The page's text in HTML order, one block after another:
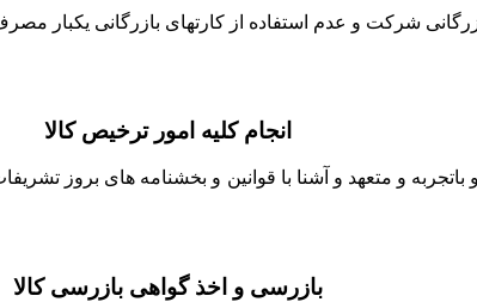
شرکت و عدم استفاده از کارتهای بازرگانی یکبار مصرف
انجام کلیه امور ترخیص کالا
باتجربه و متعهد و آشنا با قوانین و بخشنامه های بروز
بازرسی و اخذ گواهی بازرسی کالا